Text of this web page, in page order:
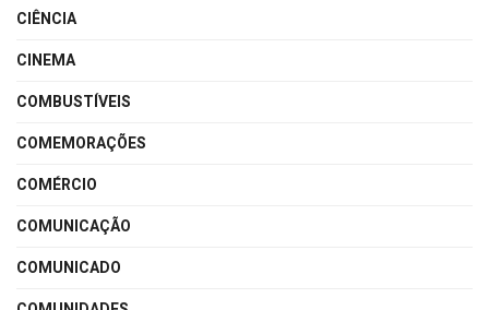
CIÊNCIA
CINEMA
COMBUSTÍVEIS
COMEMORAÇÕES
COMÉRCIO
COMUNICAÇÃO
COMUNICADO